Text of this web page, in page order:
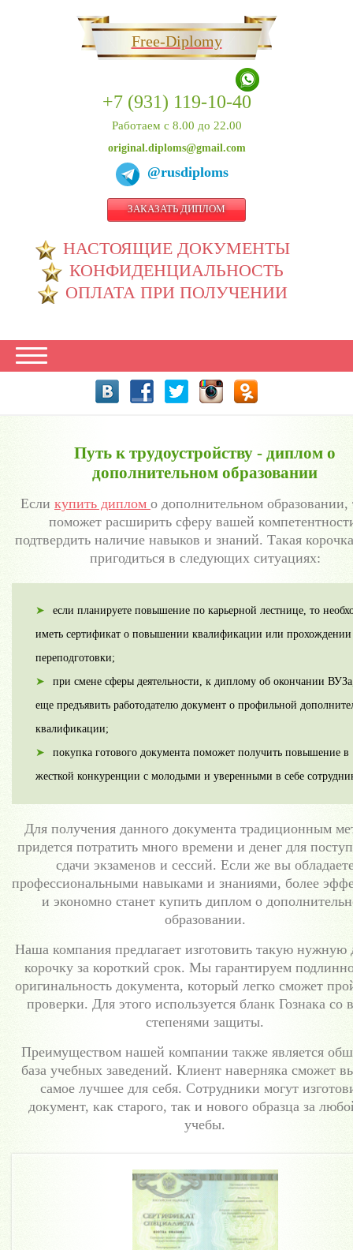
Free-Diplomy
+7 (931) 119-10-40
Работаем с 8.00 до 22.00
original.diploms@gmail.com
@rusdiploms
ЗАКАЗАТЬ ДИПЛОМ
НАСТОЯЩИЕ ДОКУМЕНТЫ
КОНФИДЕНЦИАЛЬНОСТЬ
ОПЛАТА ПРИ ПОЛУЧЕНИИ
Путь к трудоустройству - диплом о
дополнительном образовании
Если купить диплом о дополнительном образовании,
поможет расширить сферу вашей
подтвердить наличие навыков и знаний. Такая
пригодиться в следующих ситуациях:
если планируете повышение по карьерной лестнице, то
иметь сертификат о повышении квалификации или прохождении
переподготовки;
при смене сферы деятельности, к диплому об окончании
еще предъявить работодателю документ о профильной
квалификации;
покупка готового документа поможет получить повышение в
жесткой конкуренции с молодыми и уверенными в себе
Для получения данного документа традиционным
придется потратить много времени и денег для
сдачи экзаменов и сессий. Если же вы
профессиональными навыками и знаниями, более
и экономно станет купить диплом о
образовании.
Наша компания предлагает изготовить такую нужную
корочку за короткий срок. Мы гарантируем
оригинальность документа, который легко сможет
проверки. Для этого используется бланк Гознака со
степенями защиты.
Преимуществом нашей компании также является
база учебных заведений. Клиент наверняка сможет
самое лучшее для себя. Сотрудники могут
документ, как старого, так и нового образца за
учебы.